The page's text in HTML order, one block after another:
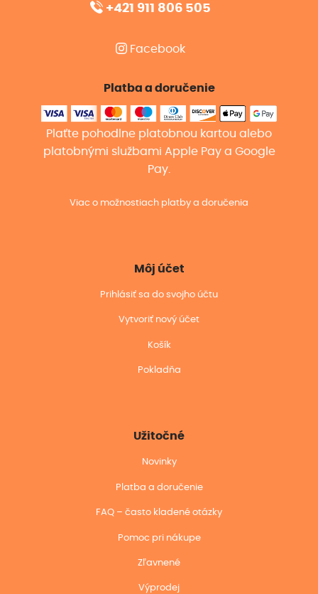
+421 911 806 505
Facebook
Platba a doručenie
Plaťte pohodlne platobnou kartou alebo
platobnými službami Apple Pay a Google
Pay.
Viac o možnostiach platby a doručenia
Môj účet
Prihlásiť sa do svojho účtu
Vytvoriť nový účet
Košík
Pokladňa
Užitočné
Novinky
Platba a doručenie
FAQ – často kladené otázky
Pomoc pri nákupe
Zľavnené
Výprodej